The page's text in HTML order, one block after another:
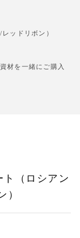
ッドリボン）
材を一緒にご購入
ト（ロシアン
）